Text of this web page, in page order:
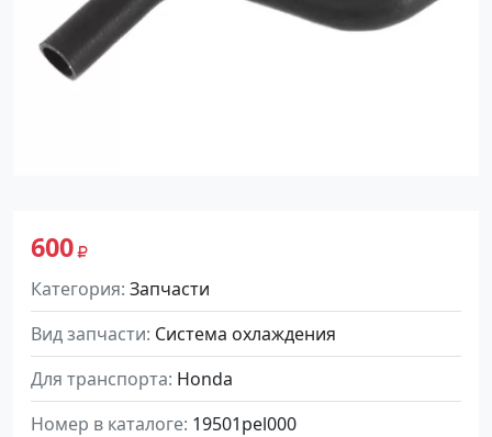
600
Категория Запчасти
Вид запчасти Система охлаждения
Для транспорта Honda
Номер в каталоге 19501pel000